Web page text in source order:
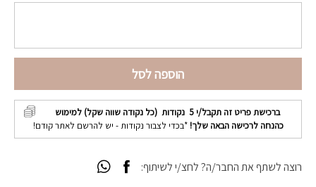
הוספה לסל
ברכישת פריט זה תקבל/י5 נקודות (כל נקודה שווה שקל) למימוש
כהנחה לרכישה הבאה שלך! *בכדי לצבור נקודות - יש להרשם לאתר קודם!
רוצה לשתף את החבר/ה? לחצ/י לשיתוף: